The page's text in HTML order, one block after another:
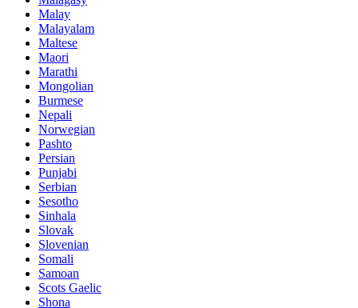
Malay
Malayalam
Maltese
Maori
Marathi
Mongolian
Burmese
Nepali
Norwegian
Pashto
Persian
Punjabi
Serbian
Sesotho
Sinhala
Slovak
Slovenian
Somali
Samoan
Scots Gaelic
Shona